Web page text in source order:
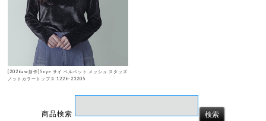
[2026aw新作]Scye サイ ベルベット メッシュ スタッズ
ノットカラートップス 1226-23205
商品検索